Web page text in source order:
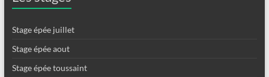
Stage épée juillet
Stage épée aout
Stage épée toussaint